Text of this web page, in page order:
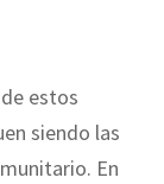
estos
siendo las
En